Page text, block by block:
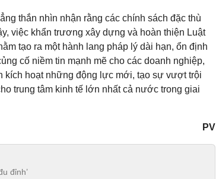
thắn nhìn nhận rằng các chính sách đặc thù
việc khẩn trương xây dựng và hoàn thiện Luật
tạo ra một hành lang pháp lý dài hạn, ổn định
cố niềm tin mạnh mẽ cho các doanh nghiệp,
kích hoạt những động lực mới, tạo sự vượt trội
trung tâm kinh tế lớn nhất cả nước trong giai
PV
đỉnh’